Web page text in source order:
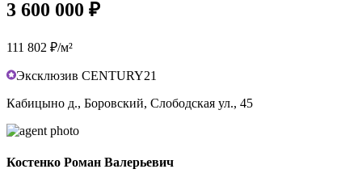
3 600 000 ₽
111 802 ₽/м²
Эксклюзив CENTURY21
Кабицыно д., Боровский, Слободская ул., 45
Костенко Роман Валерьевич